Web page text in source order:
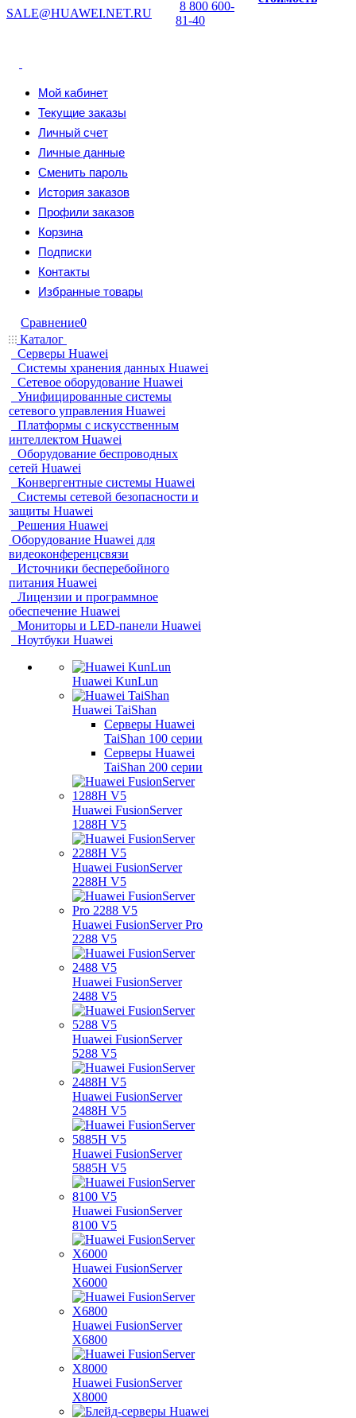
SALE@HUAWEI.NET.RU
8 800 600-
81-40
Мой кабинет
Текущие заказы
Личный счет
Личные данные
Сменить пароль
История заказов
Профили заказов
Корзина
Подписки
Контакты
Избранные товары
Сравнение0
Каталог
Серверы Huawei
Системы хранения данных Huawei
Сетевое оборудование Huawei
Унифицированные системы
сетевого управления Huawei
Платформы с искусственным
интеллектом Huawei
Оборудование беспроводных
сетей Huawei
Конвергентные системы Huawei
Системы сетевой безопасности и
защиты Huawei
Решения Huawei
Оборудование Huawei для
видеоконференцсвязи
Источники бесперебойного
питания Huawei
Лицензии и программное
обеспечение Huawei
Мониторы и LED-панели Huawei
Ноутбуки Huawei
Huawei KunLun
Huawei TaiShan
Серверы Huawei
TaiShan 100 серии
Серверы Huawei
TaiShan 200 серии
Huawei FusionServer
1288H V5
Huawei FusionServer
2288H V5
Huawei FusionServer Pro
2288 V5
Huawei FusionServer
2488 V5
Huawei FusionServer
5288 V5
Huawei FusionServer
2488H V5
Huawei FusionServer
5885H V5
Huawei FusionServer
8100 V5
Huawei FusionServer
X6000
Huawei FusionServer
X6800
Huawei FusionServer
X8000